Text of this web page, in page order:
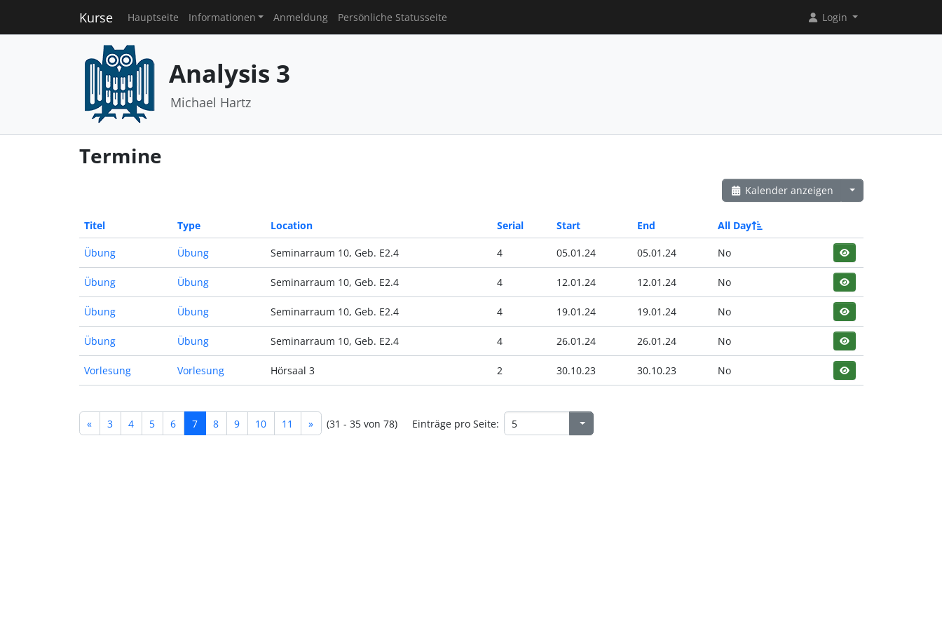
Kurse Hauptseite Informationen Anmeldung Persönliche Statusseite Login
Analysis 3
Michael Hartz
Termine
Kalender anzeigen
Titel Type Location Serial Start End All Day
Übung Übung Seminarraum 10, Geb. E2.4 4 05.01.24 05.01.24 No
Übung Übung Seminarraum 10, Geb. E2.4 4 12.01.24 12.01.24 No
Übung Übung Seminarraum 10, Geb. E2.4 4 19.01.24 19.01.24 No
Übung Übung Seminarraum 10, Geb. E2.4 4 26.01.24 26.01.24 No
Vorlesung Vorlesung Hörsaal 3 2 30.10.23 30.10.23 No
« 3 4 5 6 7 8 9 10 11 » (31 - 35 von 78) Einträge pro Seite: